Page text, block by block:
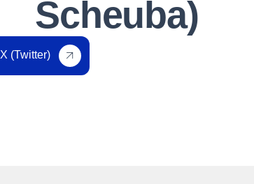
Scheuba)
X (Twitter)